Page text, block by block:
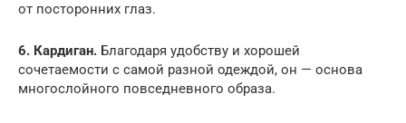
от посторонних глаз.
6. Кардиган. Благодаря удобству и хорошей
сочетаемости с самой разной одеждой, он — основа
многослойного повседневного образа.